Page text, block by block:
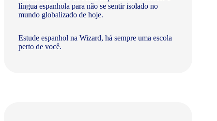
língua espanhola para não se sentir isolado no
mundo globalizado de hoje.
Estude espanhol na Wizard, há sempre uma escola
perto de você.